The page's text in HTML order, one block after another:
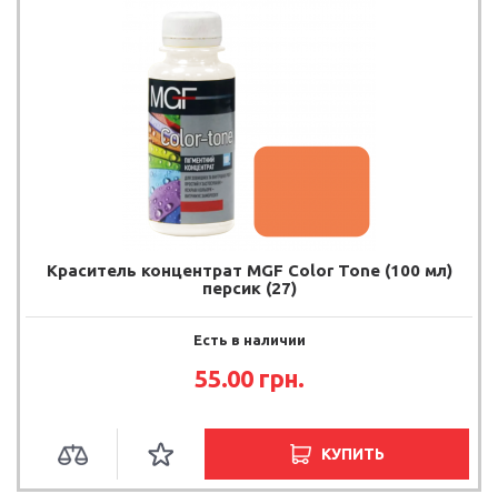
Краситель концентрат MGF Color Tone (100 мл)
персик (27)
Есть в наличии
55.00 грн.
КУПИТЬ